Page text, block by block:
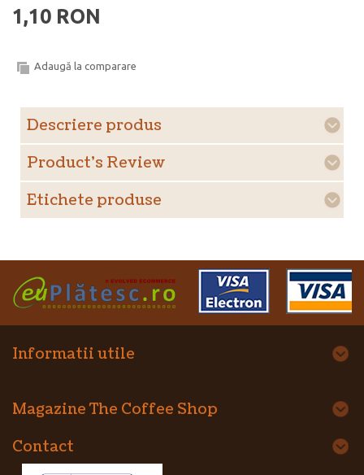
1,10 RON
Adaugă la comparare
Descriere produs
Product's Review
Etichete produse
Informatii utile
Magazine The Coffee Shop
Contact